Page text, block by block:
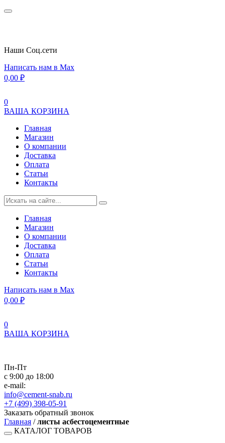
Наши Cоц.сети
Написать нам в Max
0,00 ₽
0
ВАША КОРЗИНА
Главная
Магазин
О компании
Доставка
Оплата
Статьи
Контакты
Главная
Магазин
О компании
Доставка
Оплата
Статьи
Контакты
Написать нам в Max
0,00 ₽
0
ВАША КОРЗИНА
Пн-Пт
с 9:00 до 18:00
e-mail:
info@cement-snab.ru
+7 (499) 398-05-91
Заказать обратный звонок
Главная /листы асбестоцементные
КАТАЛОГ ТОВАРОВ